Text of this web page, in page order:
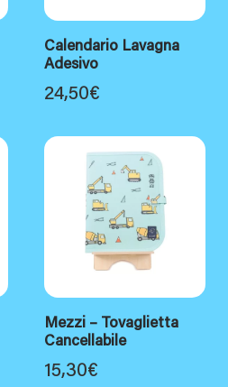
Calendario Lavagna
Adesivo
24,50€
Mezzi – Tovaglietta
Cancellabile
15,30€